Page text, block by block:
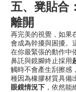
五、凳貼合
離開
再完美的視覺，如果
會成為幹擾與困擾。
在你最緊張的動作中
鼻託與鏡腳終止採用
觸時不會產生刮擦感
種因為橡膠材質具備
眼鏡情況下 ，依然